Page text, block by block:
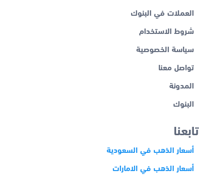
العملات في البنوك
شروط الاستخدام
سياسة الخصوصية
تواصل معنا
المدونة
البنوك
تابعنا
أسعار الذهب في السعودية
أسعار الذهب في الامارات